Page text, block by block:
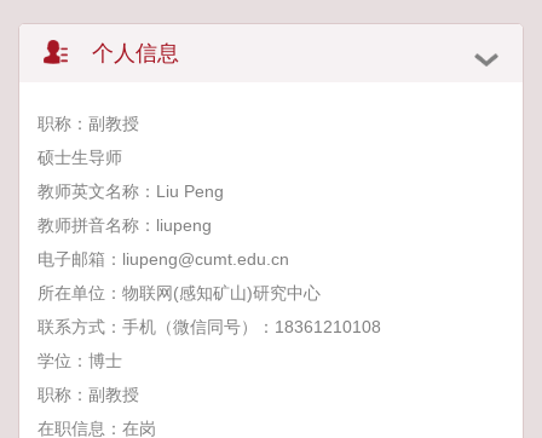
个人信息
职称：副教授
硕士生导师
教师英文名称：Liu Peng
教师拼音名称：liupeng
电子邮箱： liupeng@cumt.edu.cn
所在单位：物联网(感知矿山)研究中心
联系方式：手机（微信同号）：18361210108
学位：博士
职称：副教授
在职信息：在岗